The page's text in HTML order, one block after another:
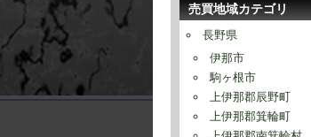
売買地域カテゴリ
長野県
伊那市
駒ヶ根市
上伊那郡辰野町
上伊那郡箕輪町